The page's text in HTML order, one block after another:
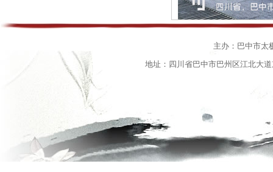
主办：巴中市太
地址：四川省巴中市巴州区江北大